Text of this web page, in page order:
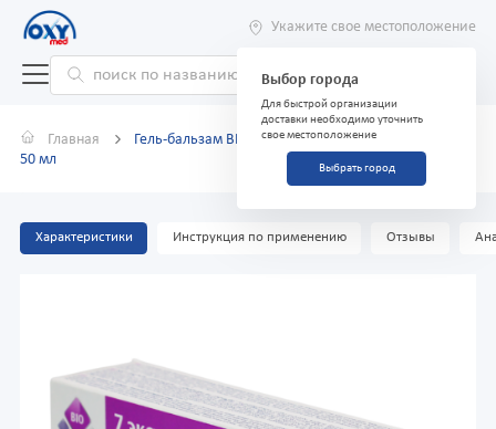
Укажите свое местоположение
Выбор города
Для быстрой организации
доставки необходимо уточнить
свое местоположение
Выбрать город
Главная
Гель-бальзам BIO для тела 7 экстрактов и коллаген
50 мл
Характеристики Инструкция по применению Отзывы